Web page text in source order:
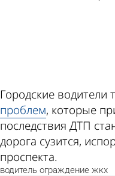
Городские водители
проблем, которые
последствия ДТП
дорога сузится,
проспекта.
водитель ограждение жкх